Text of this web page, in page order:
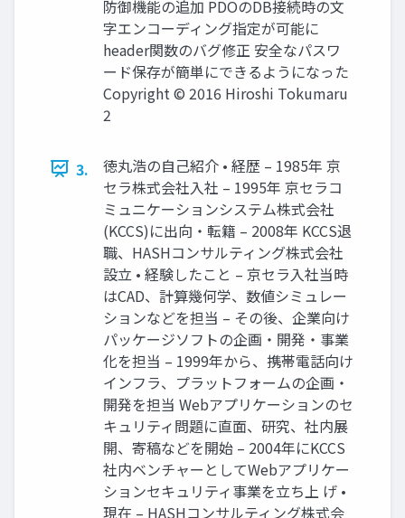
防御機能の追加 PDOのDB接続時の文
字エンコーディング指定が可能に
header関数のバグ修正 安全なパスワ
ード保存が簡単にできるようになった
Copyright © 2016 Hiroshi Tokumaru
2
3.
徳丸浩の自己紹介 • 経歴 – 1985年 京
セラ株式会社入社 – 1995年 京セラコ
ミュニケーションシステム株式会社
(KCCS)に出向・転籍 – 2008年 KCCS退
職、HASHコンサルティング株式会社
設立 • 経験したこと – 京セラ入社当時
はCAD、計算幾何学、数値シミュレー
ションなどを担当 – その後、企業向け
パッケージソフトの企画・開発・事業
化を担当 – 1999年から、携帯電話向け
インフラ、プラットフォームの企画・
開発を担当 Webアプリケーションのセ
キュリティ問題に直面、研究、社内展
開、寄稿などを開始 – 2004年にKCCS
社内ベンチャーとしてWebアプリケー
ションセキュリティ事業を立ち上 げ •
現在 – HASHコンサルティング株式会